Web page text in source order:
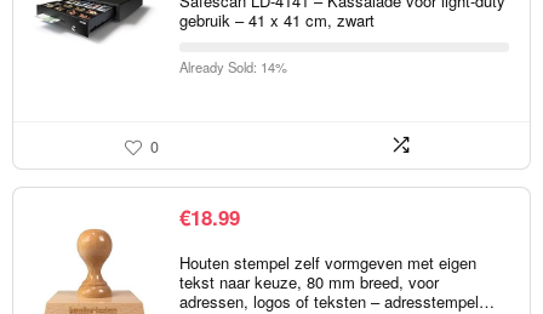
gebruik – 41 x 41 cm, zwart
Already Sold: 14%
0
€18.99
Houten stempel zelf vormgeven met eigen
tekst naar keuze, 80 mm breed, voor
adressen, logos of teksten – adresstempel…